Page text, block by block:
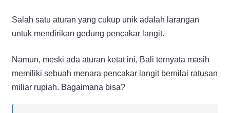
Salah satu aturan yang cukup unik adalah larangan
untuk mendirikan gedung pencakar langit.
Namun, meski ada aturan ketat ini, Bali ternyata masih
memiliki sebuah menara pencakar langit bernilai ratusan
miliar rupiah. Bagaimana bisa?